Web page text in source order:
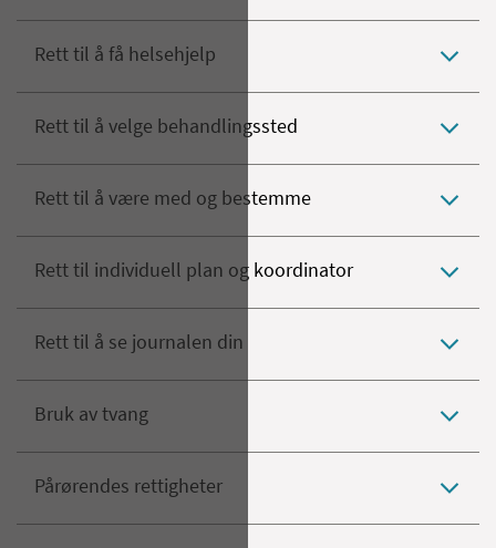
Rett til å få helsehjelp
Rett til å velge behandlingssted
Rett til å være med og bestemme
Rett til individuell plan og koordinator
Rett til å se journalen din
Bruk av tvang
Pårørendes rettigheter